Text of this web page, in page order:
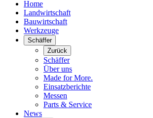
Home
Landwirtschaft
Bauwirtschaft
Werkzeuge
Schäffer
Zurück
Schäffer
Über uns
Made for More.
Einsatzberichte
Messen
Parts & Service
News